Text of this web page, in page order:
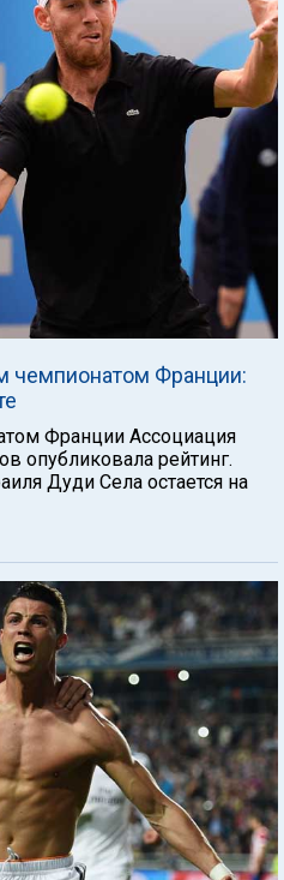
чемпионатом Франции:
Франции Ассоциация
опубликовала рейтинг.
Дуди Села остается на